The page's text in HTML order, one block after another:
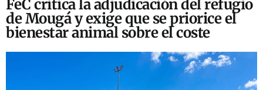
FeC critica la adjudicación del refugio
de Mougá y exige que se priorice el
bienestar animal sobre el coste